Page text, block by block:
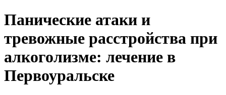
Панические атаки и
тревожные расстройства при
алкоголизме: лечение в
Первоуральске